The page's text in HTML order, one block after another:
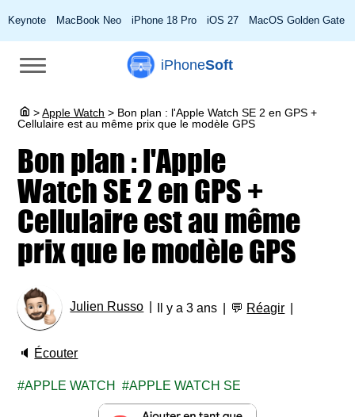
Keynote MacBook Neo iPhone 18 Pro iOS 27 MacOS Golden Gate
iPhoneSoft
> Apple Watch > Bon plan : l'Apple Watch SE 2 en GPS +
Cellulaire est au même prix que le modèle GPS
Bon plan : l'Apple
Watch SE 2 en GPS +
Cellulaire est au même
prix que le modèle GPS
Julien Russo Il y a 3 ans 💬 Réagir
🔈 Écouter
APPLE WATCH APPLE WATCH SE